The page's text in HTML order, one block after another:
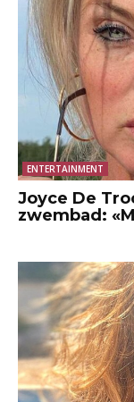
ENTERTAINMENT
Joyce De
zwembad: